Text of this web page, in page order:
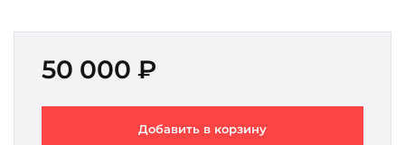
50 000 ₽
Добавить в корзину